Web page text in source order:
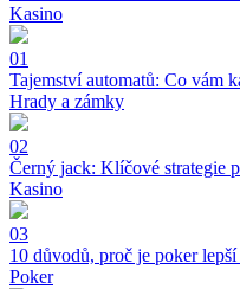
Kasino
01
Tajemství automatů: Co vám
Hrady a zámky
02
Černý jack: Klíčové strategie
Kasino
03
10 důvodů, proč je poker
Poker